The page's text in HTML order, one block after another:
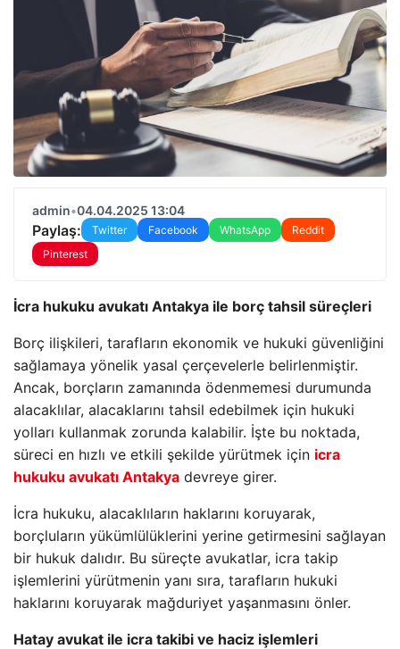
admin•04.04.2025 13:04
Paylaş: Twitter Facebook WhatsApp
Reddit
Pinterest
İcra hukuku avukatı Antakya ile borç tahsil süreçleri
Borç ilişkileri, tarafların ekonomik ve hukuki güvenliğini
sağlamaya yönelik yasal çerçevelerle belirlenmiştir.
Ancak, borçların zamanında ödenmemesi durumunda
alacaklılar, alacaklarını tahsil edebilmek için hukuki
yolları kullanmak zorunda kalabilir. İşte bu noktada,
süreci en hızlı ve etkili şekilde yürütmek için icra
hukuku avukatı Antakya devreye girer.
İcra hukuku, alacaklıların haklarını koruyarak,
borçluların yükümlülüklerini yerine getirmesini sağlayan
bir hukuk dalıdır. Bu süreçte avukatlar, icra takip
işlemlerini yürütmenin yanı sıra, tarafların hukuki
haklarını koruyarak mağduriyet yaşanmasını önler.
Hatay avukat ile icra takibi ve haciz işlemleri